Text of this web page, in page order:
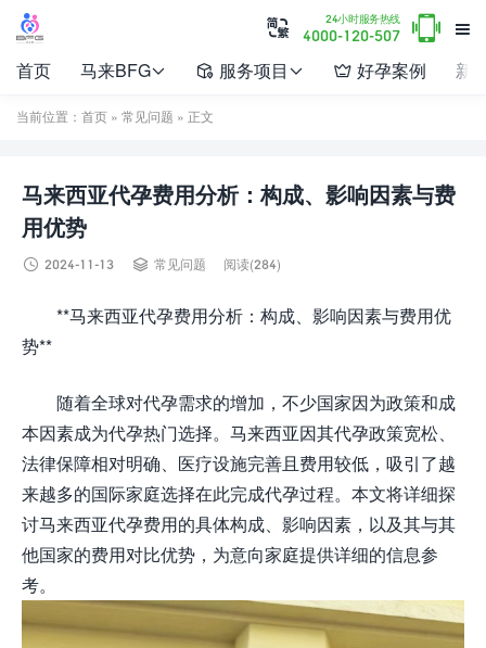

24小时服务热线
4000-120-507 

首页 马来BFG  服务项目   好孕案例 新
当前位置： 首页 » 常见问题 » 正文
马来西亚代孕费用分析：构成、影响因素与费
用优势
 2024-11-13  常见问题 阅读(284)
**马来西亚代孕费用分析：构成、影响因素与费用优
势**
随着全球对代孕需求的增加，不少国家因为政策和成
本因素成为代孕热门选择。马来西亚因其代孕政策宽松、
法律保障相对明确、医疗设施完善且费用较低，吸引了越
来越多的国际家庭选择在此完成代孕过程。本文将详细探
讨马来西亚代孕费用的具体构成、影响因素，以及其与其
他国家的费用对比优势，为意向家庭提供详细的信息参
考。